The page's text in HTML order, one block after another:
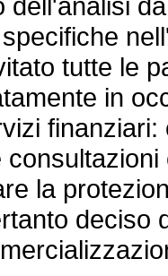
tutte le
in
la
deciso